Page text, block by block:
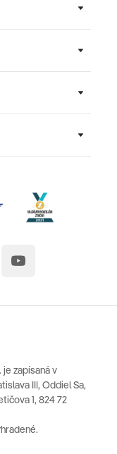
je zapísaná v
III, Oddiel Sa,
1, 824 72